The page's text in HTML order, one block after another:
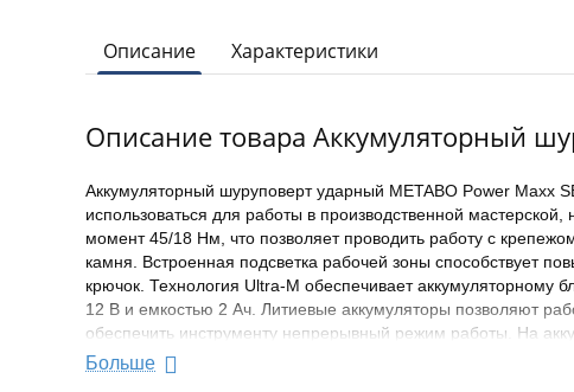
Описание Характеристики
Описание товара Аккумуляторный
Аккумуляторный шуруповерт ударный METABO Power Maxx
использоваться для работы в производственной
момент 45/18 Нм, что позволяет проводить работу с
камня. Встроенная подсветка рабочей зоны способствует
крючок. Технология Ultra-M обеспечивает
12 В и емкостью 2 Ач. Литиевые аккумуляторы позволяют
обеспечить инструменту непрерывный режим работы. На
заряда.
Больше